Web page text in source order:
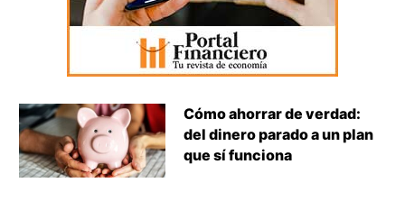
Cómo ahorrar de verdad:
del dinero parado a un plan
que sí funciona